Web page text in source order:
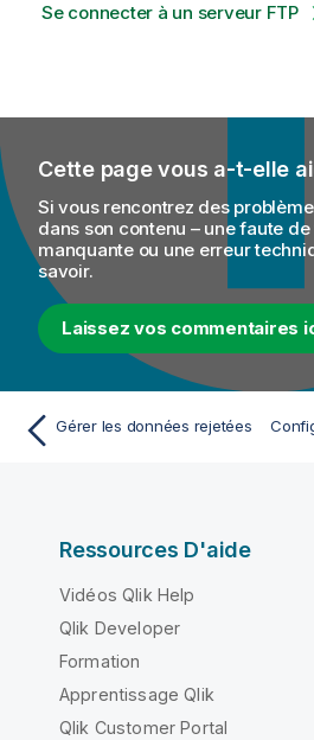
Se connecter à un serveur FTP
Cette page vous a-t-elle
Si vous rencontrez des
dans son contenu – une faute
manquante ou une erreur
savoir.
Laissez vos commentaires
Gérer les données rejetées
Ressources D'aide
Vidéos Qlik Help
Qlik Developer
Formation
Apprentissage Qlik
Qlik Customer Portal